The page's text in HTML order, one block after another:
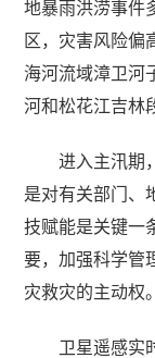
地暴雨洪涝事件
区，灾害风险偏
海河流域漳卫河
河和松花江吉林
进入主汛期
是对有关部门、
技赋能是关键一
要，加强科学管
灾救灾的主动权。
卫星遥感实